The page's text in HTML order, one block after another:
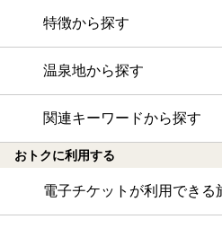
特徴から探す
温泉地から探す
関連キーワードから探す
おトクに利用する
電子チケットが利用できる